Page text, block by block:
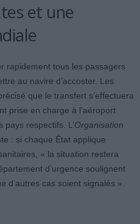
et une
rapidement tous les passagers
au navire d’accoster. Les
que le transfert s’effectuera
prise en charge à l’aéroport
respectifs. L’Organisation
: si chaque État applique
« la situation restera
d’urgence soulignent
d’autres cas soient signalés ».